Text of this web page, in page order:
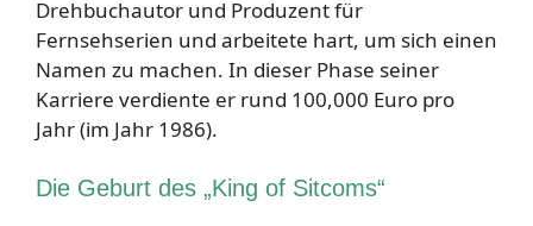
Drehbuchautor und Produzent für
Fernsehserien und arbeitete hart, um sich einen
Namen zu machen. In dieser Phase seiner
Karriere verdiente er rund 100,000 Euro pro
Jahr (im Jahr 1986).
Die Geburt des „King of Sitcoms“